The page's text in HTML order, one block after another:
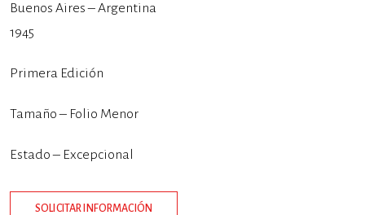
Buenos Aires – Argentina
1945
Primera Edición
Tamaño – Folio Menor
Estado – Excepcional
SOLICITAR INFORMACIÓN